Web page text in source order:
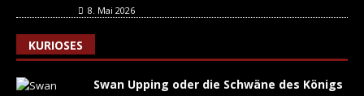
8. Mai 2026
KURIOSES
Swan Upping oder die Schwäne des Königs